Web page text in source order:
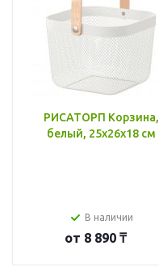
РИСАТОРП Корзина,
белый, 25x26x18 см
В наличии
от 8 890 ₸